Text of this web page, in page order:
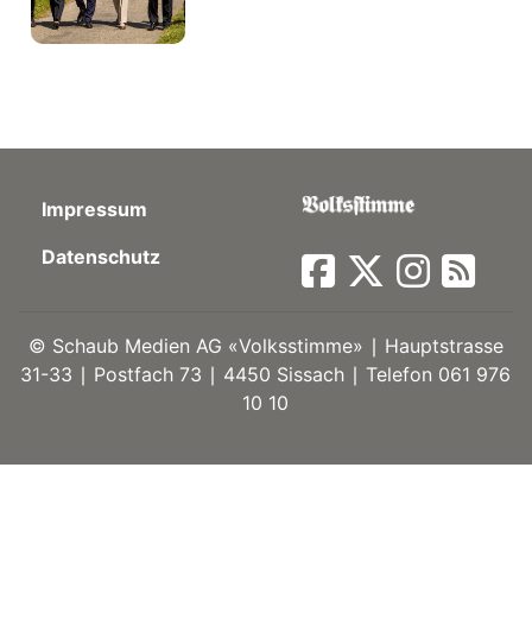
Impressum
Datenschutz
© Schaub Medien AG «Volksstimme» ∣ Hauptstrasse
31-33 ∣ Postfach 73 ∣ 4450 Sissach ∣ Telefon 061 976
10 10